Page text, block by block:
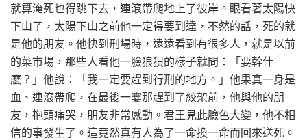
就算淹死也得跳下去，連滾帶爬地上了彼岸。眼看著太陽快
下山了，太陽下山之前他一定得要到達，不然的話，死的就
是他的朋友。他快到刑場時，遠遠看到有很多人，就是以前
的菜市場，那些人看他一臉狼狽的樣子就問：「要幹什
麽？」他說：「我一定要趕到行刑的地方。」他果真一身是
血、連滾帶爬，在最後一霎那趕到了絞架前，他與他的朋
友，抱頭痛哭，朋友非常感動。君王見此臉色大變，他不相
信的事發生了。這竟然真有人為了一命換一命而回來送死。